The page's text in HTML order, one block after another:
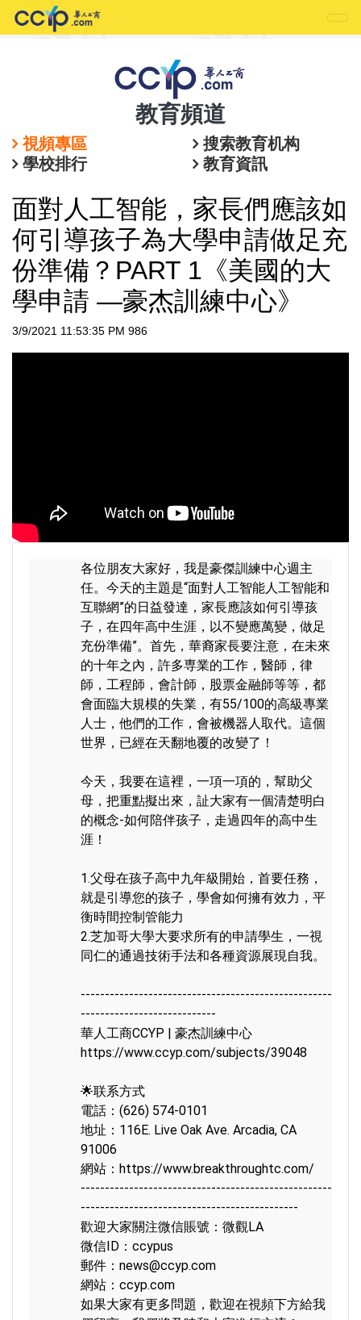
教育頻道
視頻專區
搜索教育机构
學校排行
教育資訊
面對人工智能，家長們應該如
何引導孩子為大學申請做足充
份準備？PART 1《美國的大
學申請 —豪杰訓練中心》
3/9/2021 11:53:35 PM 986
各位朋友大家好，我是豪傑訓練中心週主
任。今天的主題是“面對人工智能人工智能和
互聯網”的日益發達，家長應該如何引導孩
子，在四年高中生涯，以不變應萬變，做足
充份準備”。首先，華裔家長要注意，在未來
的十年之內，許多専業的工作，醫師，律
師，工程師，會計師，股票金融師等等，都
會面臨大規模的失業，有55/100的高級專業
人士，他們的工作，會被機器人取代。這個
世界，已經在天翻地覆的改變了！
今天，我要在這裡，一項一項的，幫助父
母，把重點擬出來，訨大家有一個清楚明白
的概念-如何陪伴孩子，走過四年的高中生
涯！
1.父母在孩子高中九年級開始，首要任務，
就是引導您的孩子，學會如何擁有效力，平
衡時間控制管能力
2.芝加哥大學大要求所有的申請學生，一視
同仁的通過技術手法和各種資源展現自我。
----------------------------------------------------
----------------------------
https://www.ccyp.com/subjects/39048
🌟联系方式
電話：(626) 574-0101
地址：116E. Live Oak Ave. Arcadia, CA
91006
網站： https://www.breakthroughtc.com/
----------------------------------------------------
---------------------------------------------
歡迎大家關注微信賬號：微觀LA
微信ID：ccypus
郵件：news@ccyp.com
網站：ccyp.com
如果大家有更多問題，歡迎在視頻下方給我